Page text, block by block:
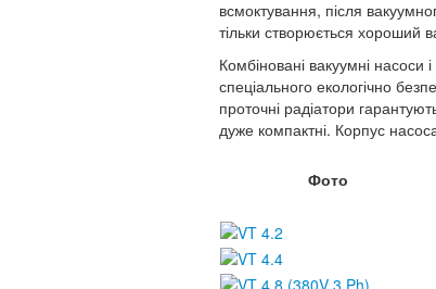
всмоктування, після
тільки створюється хороший
Комбіновані вакуумні
спеціального екологічно
проточні радіатори
дуже компактні. Корпус
Фото